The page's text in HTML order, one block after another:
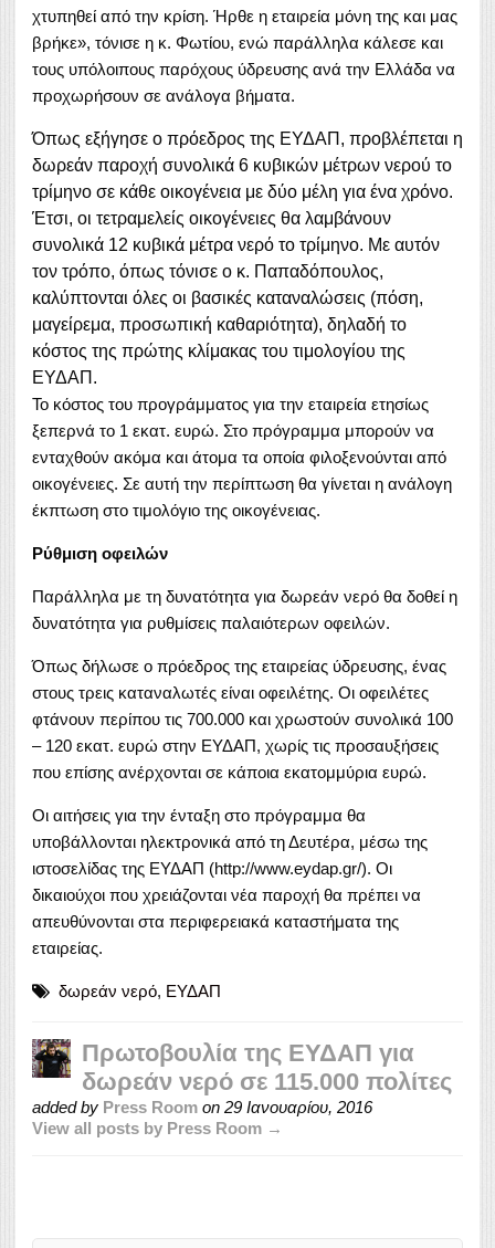
χτυπηθεί από την κρίση. Ήρθε η εταιρεία μόνη της και μας
βρήκε», τόνισε η κ. Φωτίου, ενώ παράλληλα κάλεσε και
τους υπόλοιπους παρόχους ύδρευσης ανά την Ελλάδα να
προχωρήσουν σε ανάλογα βήματα.
Όπως εξήγησε ο πρόεδρος της ΕΥΔΑΠ, προβλέπεται η
δωρεάν παροχή συνολικά 6 κυβικών μέτρων νερού το
τρίμηνο σε κάθε οικογένεια με δύο μέλη για ένα χρόνο.
Έτσι, οι τετραμελείς οικογένειες θα λαμβάνουν
συνολικά 12 κυβικά μέτρα νερό το τρίμηνο. Με αυτόν
τον τρόπο, όπως τόνισε ο κ. Παπαδόπουλος,
καλύπτονται όλες οι βασικές καταναλώσεις (πόση,
μαγείρεμα, προσωπική καθαριότητα), δηλαδή το
κόστος της πρώτης κλίμακας του τιμολογίου της
EΥΔΑΠ.
Το κόστος του προγράμματος για την εταιρεία ετησίως
ξεπερνά το 1 εκατ. ευρώ. Στο πρόγραμμα μπορούν να
ενταχθούν ακόμα και άτομα τα οποία φιλοξενούνται από
οικογένειες. Σε αυτή την περίπτωση θα γίνεται η ανάλογη
έκπτωση στο τιμολόγιο της οικογένειας.
Ρύθμιση οφειλών
Παράλληλα με τη δυνατότητα για δωρεάν νερό θα δοθεί η
δυνατότητα για ρυθμίσεις παλαιότερων οφειλών.
Όπως δήλωσε ο πρόεδρος της εταιρείας ύδρευσης, ένας
στους τρεις καταναλωτές είναι οφειλέτης. Οι οφειλέτες
φτάνουν περίπου τις 700.000 και χρωστούν συνολικά 100
– 120 εκατ. ευρώ στην ΕΥΔΑΠ, χωρίς τις προσαυξήσεις
που επίσης ανέρχονται σε κάποια εκατομμύρια ευρώ.
Οι αιτήσεις για την ένταξη στο πρόγραμμα θα
υποβάλλονται ηλεκτρονικά από τη Δευτέρα, μέσω της
ιστοσελίδας της ΕΥΔΑΠ (http://www.eydap.gr/). Οι
δικαιούχοι που χρειάζονται νέα παροχή θα πρέπει να
απευθύνονται στα περιφερειακά καταστήματα της
εταιρείας.
δωρεάν νερό, ΕΥΔΑΠ
Πρωτοβουλία της ΕΥΔΑΠ για
δωρεάν νερό σε 115.000 πολίτες
added by Press Room on 29 Ιανουαρίου, 2016
View all posts by Press Room →